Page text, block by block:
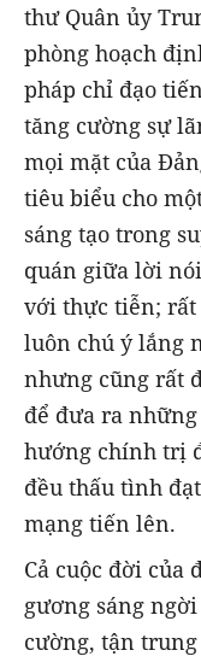
thư Quân ủy
phòng hoạch
pháp chỉ đạo
tăng cường sự
mọi mặt của
tiêu biểu cho
sáng tạo trong
quán giữa lời
với thực tiễn;
luôn chú ý lắng
nhưng cũng rất
để đưa ra
hướng chính trị
đều thấu tình
mạng tiến lên.
Cả cuộc đời của
gương sáng
cường, tận